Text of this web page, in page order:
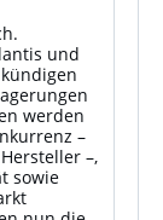
und
werden
–
–,
sowie